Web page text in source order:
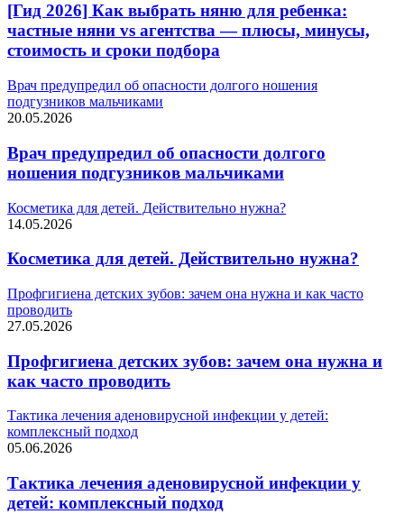
[Гид 2026] Как выбрать няню для ребенка:
частные няни vs агентства — плюсы, минусы,
стоимость и сроки подбора
Врач предупредил об опасности долгого ношения
подгузников мальчиками
20.05.2026
Врач предупредил об опасности долгого
ношения подгузников мальчиками
Косметика для детей. Действительно нужна?
14.05.2026
Косметика для детей. Действительно нужна?
Профгигиена детских зубов: зачем она нужна и как часто
проводить
27.05.2026
Профгигиена детских зубов: зачем она нужна и
как часто проводить
Тактика лечения аденовирусной инфекции у детей:
комплексный подход
05.06.2026
Тактика лечения аденовирусной инфекции у
детей: комплексный подход